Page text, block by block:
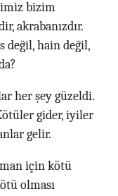
bizim
akrabanızdır.
değil, hain değil,
her şey güzeldi.
gider, iyiler
gelir.
için kötü
olması